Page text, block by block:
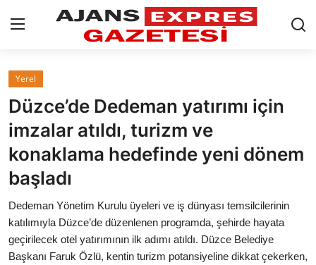
AnaSayfa
Eskişehir Siyaset
Siyaset
Türkiye Gündemi
Yerel
Yerel
Düzce’de Dedeman yatırımı için
imzalar atıldı, turizm ve
konaklama hedefinde yeni dönem
başladı
Dedeman Yönetim Kurulu üyeleri ve iş dünyası temsilcilerinin
katılımıyla Düzce’de düzenlenen programda, şehirde hayata
geçirilecek otel yatırımının ilk adımı atıldı. Düzce Belediye
Başkanı Faruk Özlü, kentin turizm potansiyeline dikkat çekerken,